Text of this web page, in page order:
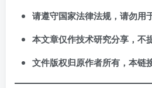
请遵守国家法律法规，请勿用
本文章仅作技术研究分享，不
文件版权归原作者所有，本链